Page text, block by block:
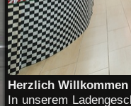
Herzlich
In unserem